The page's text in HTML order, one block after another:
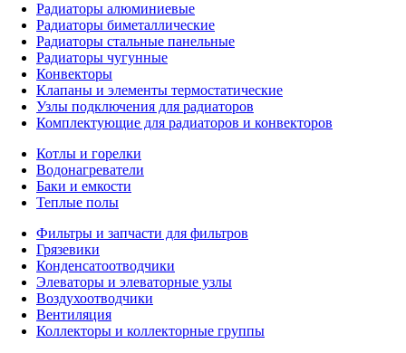
Радиаторы алюминиевые
Радиаторы биметаллические
Радиаторы стальные панельные
Радиаторы чугунные
Конвекторы
Клапаны и элементы термостатические
Узлы подключения для радиаторов
Комплектующие для радиаторов и конвекторов
Котлы и горелки
Водонагреватели
Баки и емкости
Теплые полы
Фильтры и запчасти для фильтров
Грязевики
Конденсатоотводчики
Элеваторы и элеваторные узлы
Воздухоотводчики
Вентиляция
Коллекторы и коллекторные группы